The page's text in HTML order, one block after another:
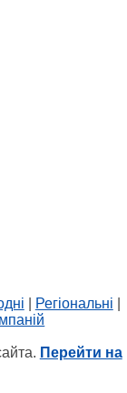
Регіональні
Перейти на